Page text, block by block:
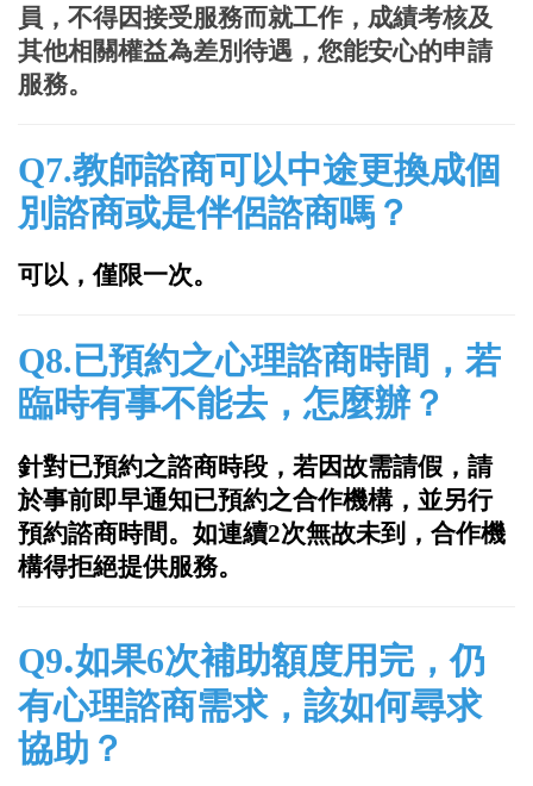
員，不得因接受服務而就工作，成績考核及
其他相關權益為差別待遇，您能安心的申請
服務。
Q7.教師諮商可以中途更換成個
別諮商或是伴侶諮商嗎？
可以，僅限一次。
Q8.已預約之心理諮商時間，若
臨時有事不能去，怎麼辦？
針對已預約之諮商時段，若因故需請假，請
於事前即早通知已預約之合作機構，並另行
預約諮商時間。如連續2次無故未到，合作機
構得拒絕提供服務。
Q9.如果6次補助額度用完，仍
有心理諮商需求，該如何尋求
協助？